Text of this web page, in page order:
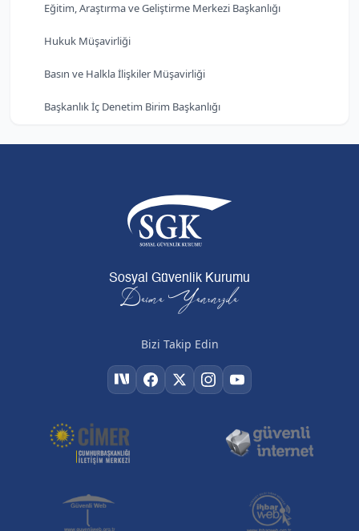
Eğitim, Araştırma ve Geliştirme Merkezi Başkanlığı
Hukuk Müşavirliği
Basın ve Halkla İlişkiler Müşavirliği
Başkanlık İç Denetim Birim Başkanlığı
Sosyal Güvenlik Kurumu
Daima Yanınızda
Bizi Takip Edin